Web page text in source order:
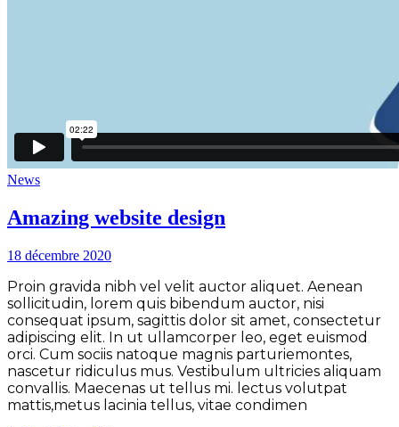
News
Amazing website design
18 décembre 2020
Proin gravida nibh vel velit auctor aliquet. Aenean
sollicitudin, lorem quis bibendum auctor, nisi
consequat ipsum, sagittis dolor sit amet, consectetur
adipiscing elit. In ut ullamcorper leo, eget euismod
orci. Cum sociis natoque magnis parturiemontes,
nascetur ridiculus mus. Vestibulum ultricies aliquam
convallis. Maecenas ut tellus mi. lectus volutpat
mattis,metus lacinia tellus, vitae condimen